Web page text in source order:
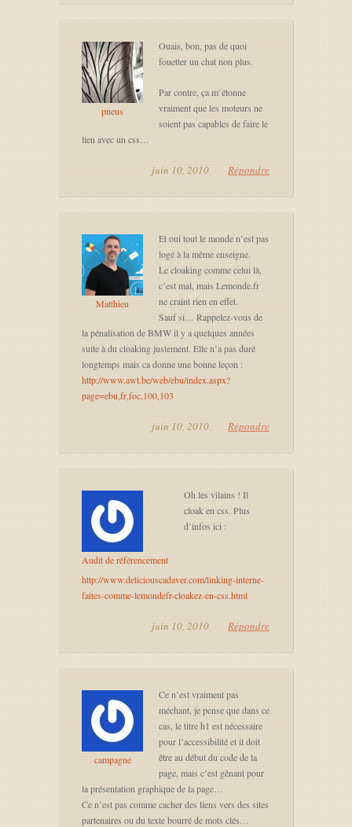
pneus
Ouais, bon, pas de quoi
fouetter un chat non plus.
Par contre, ça m’étonne
vraiment que les moteurs ne
soient pas capables de faire le
lien avec un css…
juin 10, 2010 Répondre
Matthieu
Et oui tout le monde n’est pas
logé à la même enseigne.
Le cloaking comme celui là,
c’est mal, mais Lemonde.fr
ne craint rien en effet.
Sauf si… Rappelez-vous de
la pénalisation de BMW il y a quelques années
suite à du cloaking justement. Elle n’a pas duré
longtemps mais ca donne une bonne leçon :
http://www.awt.be/web/ebu/index.aspx?
page=ebu,fr,foc,100,103
juin 10, 2010 Répondre
Audit de référencement
Oh les vilains ! Il
cloak en css. Plus
d’infos ici :
http://www.deliciouscadaver.com/linking-interne-
faites-comme-lemondefr-cloakez-en-css.html
juin 10, 2010 Répondre
campagne
Ce n’est vraiment pas
méchant, je pense que dans ce
cas, le titre h1 est nécessaire
pour l’accessibilité et il doit
être au début du code de la
page, mais c’est gênant pour
la présentation graphique de la page…
Ce n’est pas comme cacher des liens vers des sites
partenaires ou du texte bourré de mots clés…